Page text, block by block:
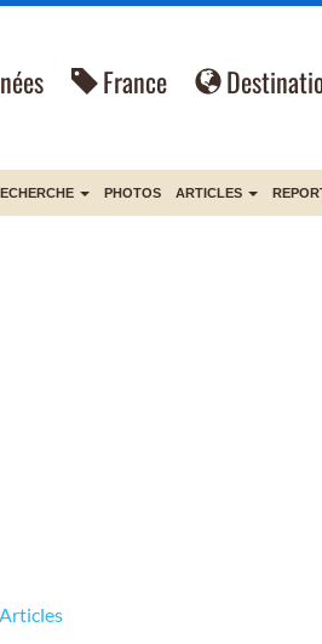
France
PHOTOS ARTICLES
Articles